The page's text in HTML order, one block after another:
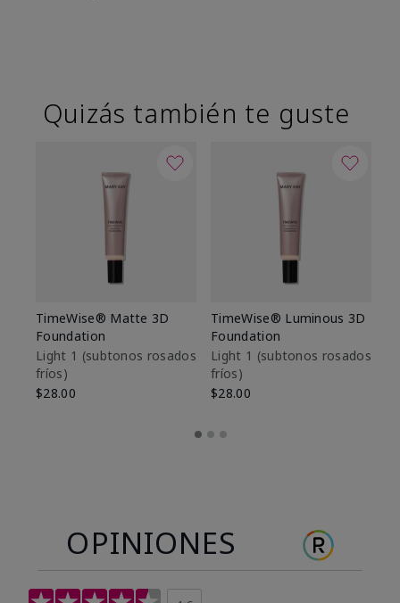
Quizás también te guste
TimeWise® Matte 3D
Foundation
Light 1​ (subtonos rosados
fríos)
$28.00
TimeWise® Luminous 3D
Foundation
Light 1​ (subtonos rosados
fríos)
$28.00
OPINIONES